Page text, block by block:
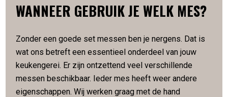
SPECIFICATIES
Vervaardigd van Japans staal
Hardheid van 58 Rockwell
Lemmetlengte is 25,5 cm
Lemmetdikte is 2 mm
Slijphoek van 18 graden
WANNEER GEBRUIK JE WELK MES?
Zonder een goede set messen ben je nergens. Dat is
wat ons betreft een essentieel onderdeel van jouw
keukengerei. Er zijn ontzettend veel verschillende
messen beschikbaar. Ieder mes heeft weer andere
eigenschappen. Wij werken graag met de hand